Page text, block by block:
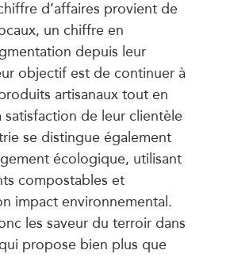
d’affaires provient de
un chiffre en
depuis leur
objectif est de continuer à
artisanaux tout en
satisfaction de leur clientèle
se distingue également
écologique, utilisant
compostables et
impact environnemental.
les saveur du terroir dans
propose bien plus que